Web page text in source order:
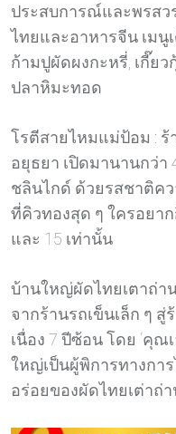
ประสบการณ์และพรสว
ไทยและอาหารจีน เมนู
ก้ามปูผัดผงกะหรี่, เกี๊ย
ปลาหิมะทอด
โรตีสายไหมแม่ป้อม :
อยุธยา เปิดมานานกว่า
ชลินไกด์ ด้วยรสชาติค
ที่คิวทองสุด ๆ ใครอยา
และ 15 เท่านั้น
บ้านใหญ่ผัดไทยเตาถ่าน
จากร้านรถเข็นเล็ก ๆ
เนื่อง 7 ปีซ้อน โดย ‘คุณ
ใหญ่เป็นผู้พิการทางกา
อร่อยของผัดไทยเต่าถ่